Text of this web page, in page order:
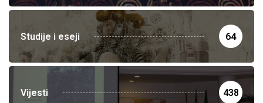
Studije i eseji 64
Vijesti 438